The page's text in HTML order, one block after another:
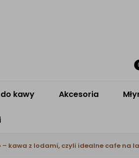
kawy Akcesoria
kawa z lodami, czyli idealne cafe na